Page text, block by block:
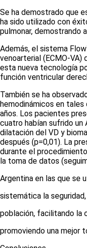
Se ha demostrado que
ha sido utilizado con
pulmonar, demostrando
Además, el sistema
venoarterial (ECMO-
esta nueva tecnología
función ventricular
También se ha
hemodinámicos en
años. Los pacientes
cuatro habían sufrido un
dilatación del VD y
después (p=0,01). La
durante el
la toma de datos
Argentina en las que se
sistemática la
población, facilitando la
promoviendo una mejor